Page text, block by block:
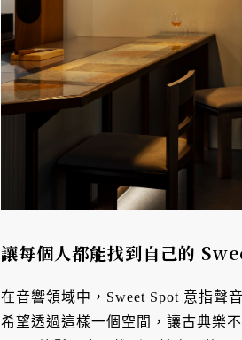
讓每個人都能找到自己的
在音響領域中，Sweet Spot 意指聲
希望透過這樣一個空間，讓古典樂